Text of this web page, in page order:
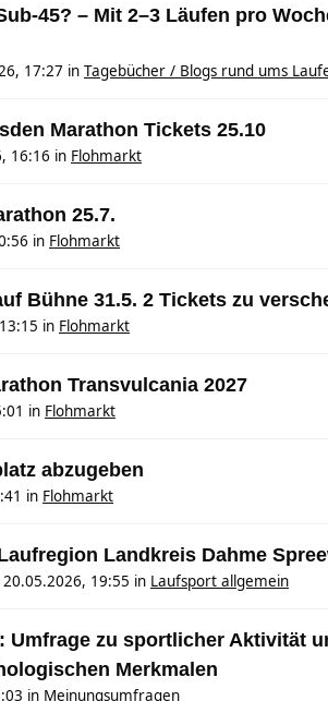
45? – Mit 2–3 Läufen pro
17:27 in Tagebücher / Blogs rund ums
Marathon Tickets 25.10
16:16 in Flohmarkt
25.7.
in Flohmarkt
Bühne 31.5. 2 Tickets zu
in Flohmarkt
Transvulcania 2027
in Flohmarkt
abzugeben
in Flohmarkt
Landkreis Dahme
20.05.2026, 19:55 in Laufsport allgemein
Umfrage zu sportlicher Aktivität
Merkmalen
in Meinungsumfragen